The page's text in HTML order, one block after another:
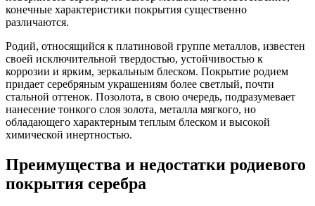
конечные характеристики покрытия существенно
различаются.
Родий, относящийся к платиновой группе металлов, известен
своей исключительной твердостью, устойчивостью к
коррозии и ярким, зеркальным блеском. Покрытие родием
придает серебряным украшениям более светлый, почти
стальной оттенок. Позолота, в свою очередь, подразумевает
нанесение тонкого слоя золота, металла мягкого, но
обладающего характерным теплым блеском и высокой
химической инертностью.
Преимущества и недостатки родиевого
покрытия серебра